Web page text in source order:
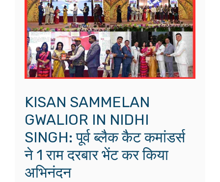
KISAN SAMMELAN
GWALIOR IN NIDHI
SINGH: पूर्व ब्लैक कैट कमांडर्स
ने 1 राम दरबार भेंट कर किया
अभिनंदन